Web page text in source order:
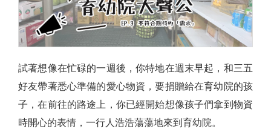
試著想像在忙碌的一週後，你特地在週末早起，和三五
好友帶著悉心準備的愛心物資，要捐贈給在育幼院的孩
子，在前往的路途上，你已經開始想像孩子們拿到物資
時開心的表情，一行人浩浩蕩蕩地來到育幼院。